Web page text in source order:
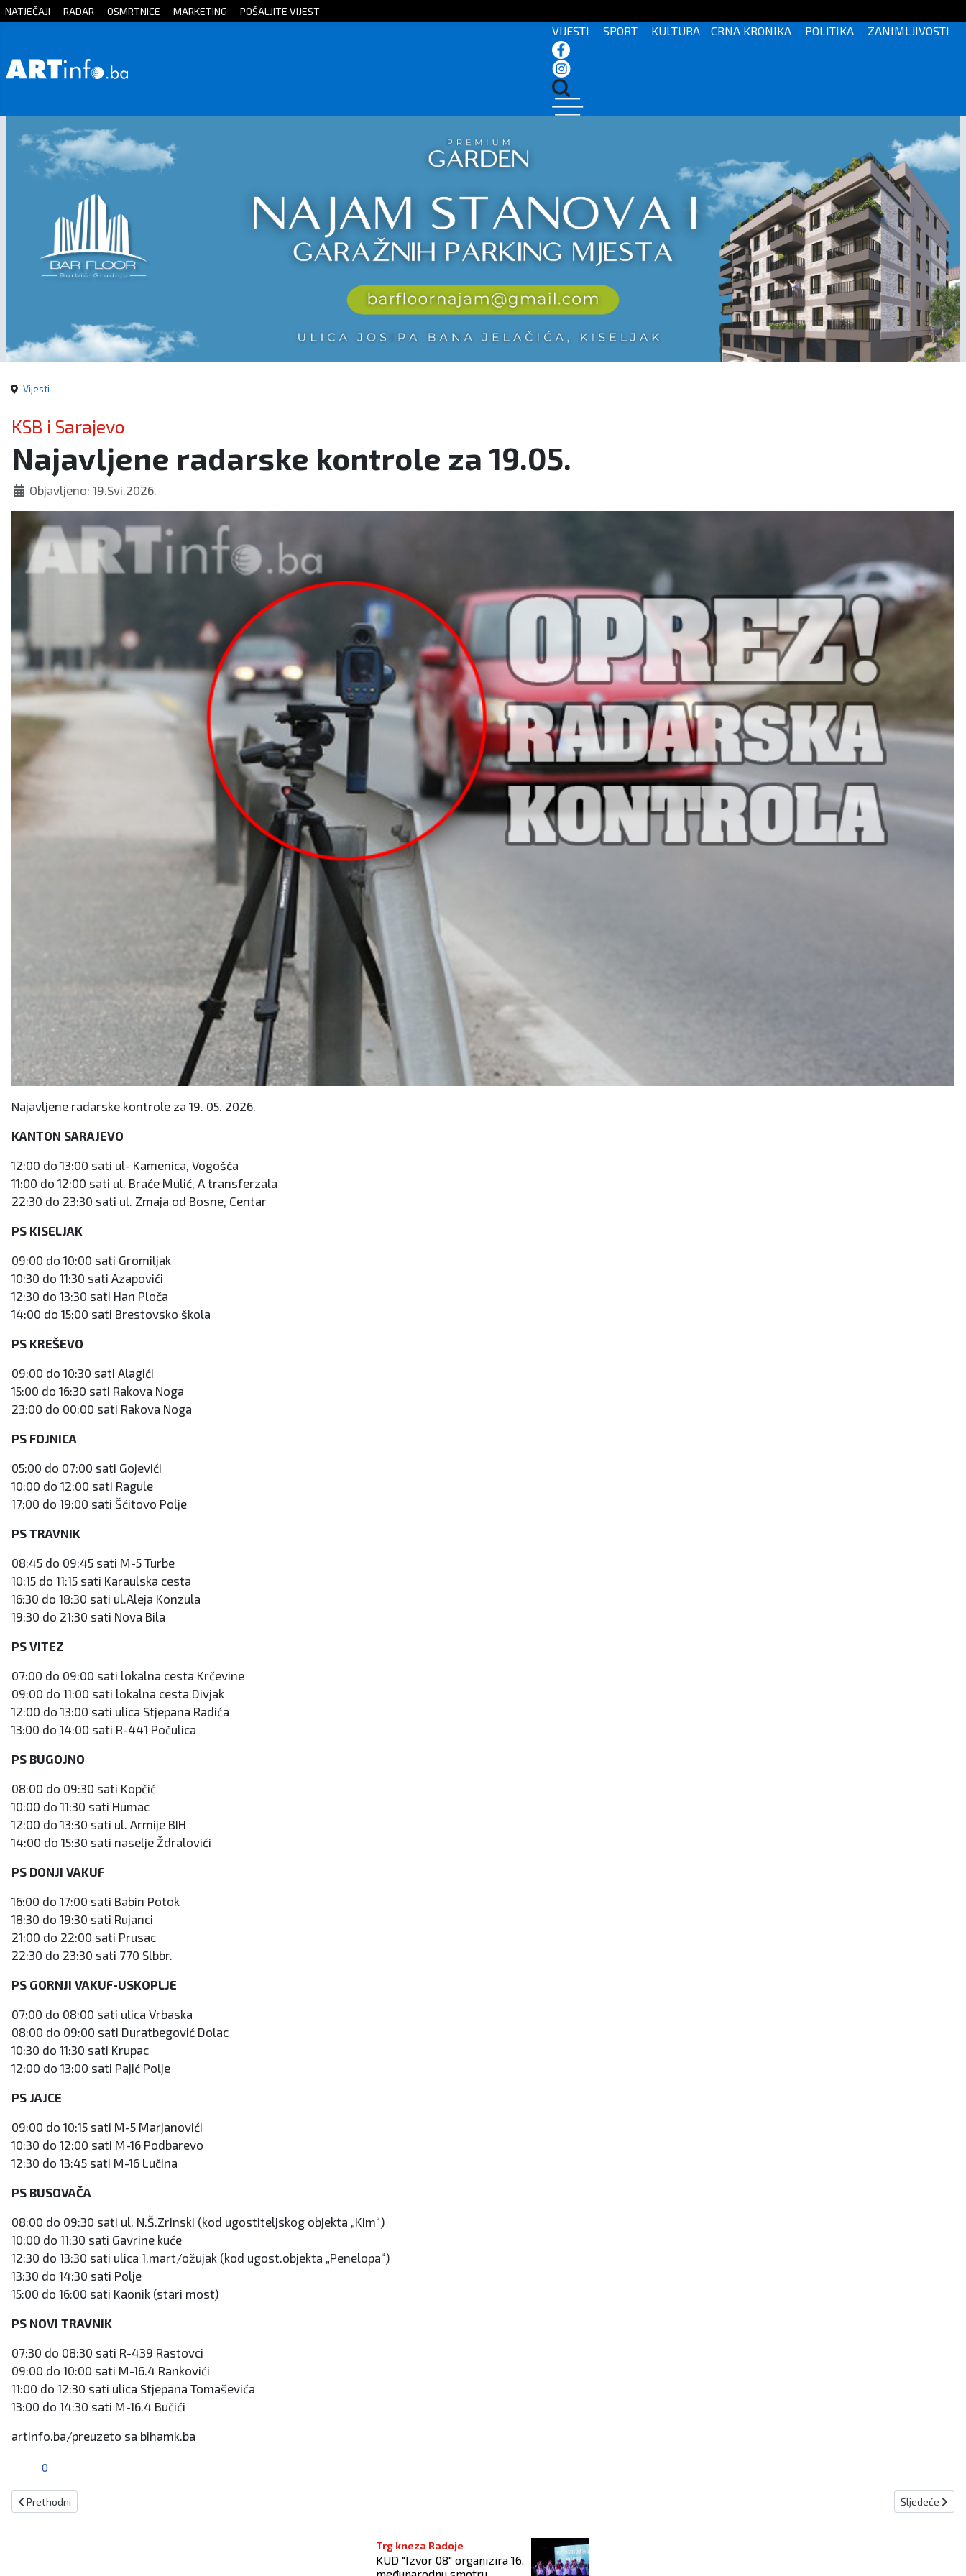
Početna
Sport
Kultura
Crna
kronika
Politika
NATJEČAJI RADAR OSMRTNICE MARKETING POŠALJITE VIJEST
VIJESTI SPORT KULTURA CRNA KRONIKA POLITIKA ZANIMLJIVOSTI
Vijesti
KSB i Sarajevo
Najavljene radarske kontrole za 19.05.
Objavljeno: 19.Svi.2026.
Najavljene radarske kontrole za 19. 05. 2026.
KANTON SARAJEVO
12:00 do 13:00 sati ul- Kamenica, Vogošća
11:00 do 12:00 sati ul. Braće Mulić, A transferzala
22:30 do 23:30 sati ul. Zmaja od Bosne, Centar
PS KISELJAK
09:00 do 10:00 sati Gromiljak
10:30 do 11:30 sati Azapovići
12:30 do 13:30 sati Han Ploča
14:00 do 15:00 sati Brestovsko škola
PS KREŠEVO
09:00 do 10:30 sati Alagići
15:00 do 16:30 sati Rakova Noga
23:00 do 00:00 sati Rakova Noga
PS FOJNICA
05:00 do 07:00 sati Gojevići
10:00 do 12:00 sati Ragule
17:00 do 19:00 sati Šćitovo Polje
PS TRAVNIK
08:45 do 09:45 sati M-5 Turbe
10:15 do 11:15 sati Karaulska cesta
16:30 do 18:30 sati ul.Aleja Konzula
19:30 do 21:30 sati Nova Bila
PS VITEZ
07:00 do 09:00 sati lokalna cesta Krčevine
09:00 do 11:00 sati lokalna cesta Divjak
12:00 do 13:00 sati ulica Stjepana Radića
13:00 do 14:00 sati R-441 Počulica
PS BUGOJNO
08:00 do 09:30 sati Kopčić
10:00 do 11:30 sati Humac
12:00 do 13:30 sati ul. Armije BIH
14:00 do 15:30 sati naselje Ždralovići
PS DONJI VAKUF
16:00 do 17:00 sati Babin Potok
18:30 do 19:30 sati Rujanci
21:00 do 22:00 sati Prusac
22:30 do 23:30 sati 770 Slbbr.
PS GORNJI VAKUF-USKOPLJE
07:00 do 08:00 sati ulica Vrbaska
08:00 do 09:00 sati Duratbegović Dolac
10:30 do 11:30 sati Krupac
12:00 do 13:00 sati Pajić Polje
PS JAJCE
09:00 do 10:15 sati M-5 Marjanovići
10:30 do 12:00 sati M-16 Podbarevo
12:30 do 13:45 sati M-16 Lučina
PS BUSOVAČA
08:00 do 09:30 sati ul. N.Š.Zrinski (kod ugostiteljskog objekta „Kim“)
10:00 do 11:30 sati Gavrine kuće
12:30 do 13:30 sati ulica 1.mart/ožujak (kod ugost.objekta „Penelopa“)
13:30 do 14:30 sati Polje
15:00 do 16:00 sati Kaonik (stari most)
PS NOVI TRAVNIK
07:30 do 08:30 sati R-439 Rastovci
09:00 do 10:00 sati M-16.4 Rankovići
11:00 do 12:30 sati ulica Stjepana Tomaševića
13:00 do 14:30 sati M-16.4 Bučići
artinfo.ba/preuzeto sa bihamk.ba
0
Prethodni članak: Puknuo most na GP Gradiška
Prethodni Sljedeći
Sljedeće
Trg kneza Radoje
KUD "Izvor 08" organizira 16.
međunarodnu smotru